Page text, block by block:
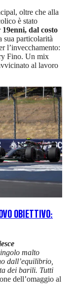
oltre che alla
è stato
dal costo
sua particolarità
l’invecchamento:
Fino. Un mix
al lavoro
OBIETTIVO:
malto
dall’equilibrio,
dei barili. Tutti
dell’omaggio al